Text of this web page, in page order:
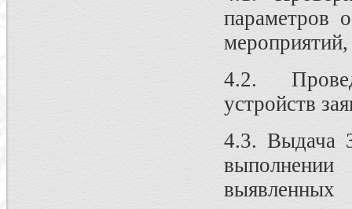
параметров
4.2.
устройств
4.3. Выдача